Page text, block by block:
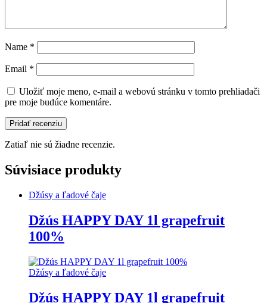
Name *
Email *
Uložiť moje meno, e-mail a webovú stránku v tomto prehliadači
pre moje budúce komentáre.
Zatiaľ nie sú žiadne recenzie.
Súvisiace produkty
Džúsy a ľadové čaje
Džús HAPPY DAY 1l grapefruit
100%
Džúsy a ľadové čaje
Džús HAPPY DAY 1l grapefruit